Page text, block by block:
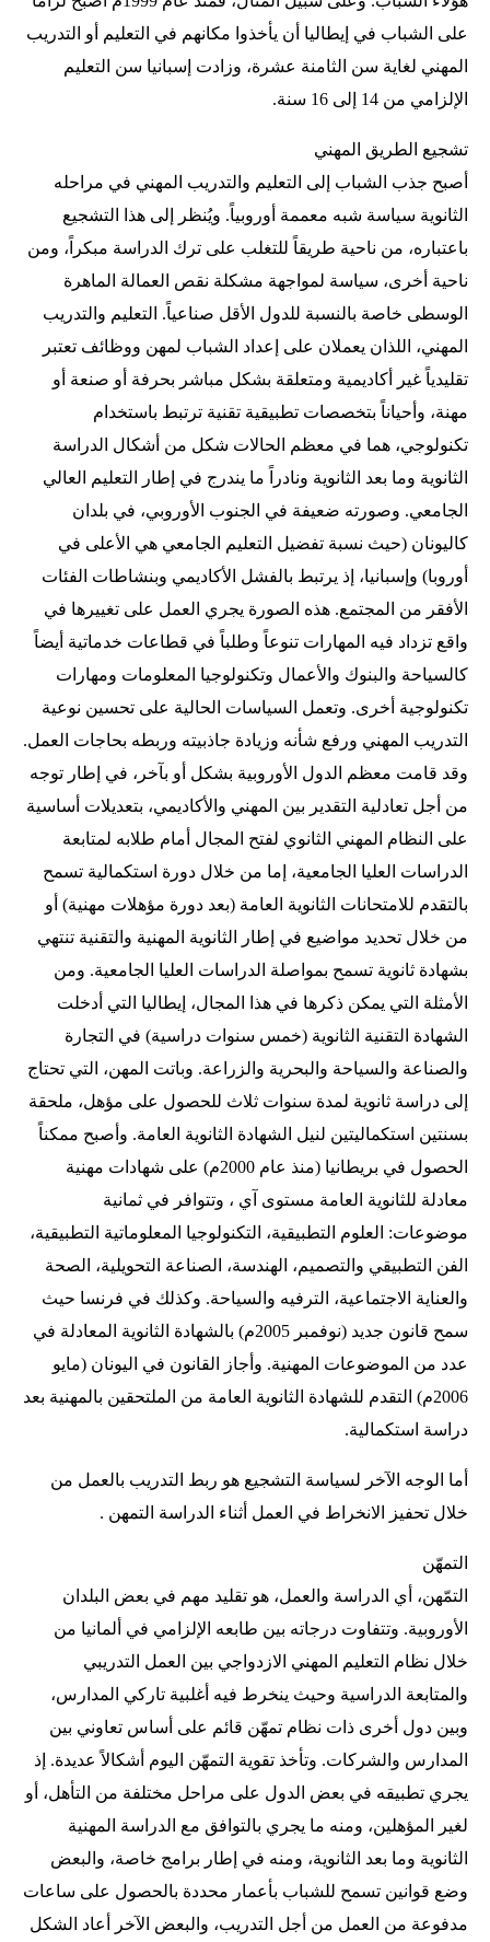
على الشباب في إيطاليا أن يأخذوا مكانهم في التعليم أو التدريب
المهني لغاية سن الثامنة عشرة، وزادت إسبانيا سن التعليم
الإلزامي من 14 إلى 16 سنة.
تشجيع الطريق المهني
أصبح جذب الشباب إلى التعليم والتدريب المهني في مراحله
الثانوية سياسة شبه معممة أوروبياً. ويُنظر إلى هذا التشجيع
باعتباره، من ناحية طريقاً للتغلب على ترك الدراسة مبكراً، ومن
ناحية أخرى، سياسة لمواجهة مشكلة نقص العمالة الماهرة
الوسطى خاصة بالنسبة للدول الأقل صناعياً. التعليم والتدريب
المهني، اللذان يعملان على إعداد الشباب لمهن ووظائف تعتبر
تقليدياً غير أكاديمية ومتعلقة بشكل مباشر بحرفة أو صنعة أو
مهنة، وأحياناً بتخصصات تطبيقية تقنية ترتبط باستخدام
تكنولوجي، هما في معظم الحالات شكل من أشكال الدراسة
الثانوية وما بعد الثانوية ونادراً ما يندرج في إطار التعليم العالي
الجامعي. وصورته ضعيفة في الجنوب الأوروبي، في بلدان
كاليونان (حيث نسبة تفضيل التعليم الجامعي هي الأعلى في
أوروبا) وإسبانيا، إذ يرتبط بالفشل الأكاديمي وبنشاطات الفئات
الأفقر من المجتمع. هذه الصورة يجري العمل على تغييرها في
واقع تزداد فيه المهارات تنوعاً وطلباً في قطاعات خدماتية أيضاً
كالسياحة والبنوك والأعمال وتكنولوجيا المعلومات ومهارات
تكنولوجية أخرى. وتعمل السياسات الحالية على تحسين نوعية
التدريب المهني ورفع شأنه وزيادة جاذبيته وربطه بحاجات العمل.
وقد قامت معظم الدول الأوروبية بشكل أو بآخر، في إطار توجه
من أجل تعادلية التقدير بين المهني والأكاديمي، بتعديلات أساسية
على النظام المهني الثانوي لفتح المجال أمام طلابه لمتابعة
الدراسات العليا الجامعية، إما من خلال دورة استكمالية تسمح
بالتقدم للامتحانات الثانوية العامة (بعد دورة مؤهلات مهنية) أو
من خلال تحديد مواضيع في إطار الثانوية المهنية والتقنية تنتهي
بشهادة ثانوية تسمح بمواصلة الدراسات العليا الجامعية. ومن
الأمثلة التي يمكن ذكرها في هذا المجال، إيطاليا التي أدخلت
الشهادة التقنية الثانوية (خمس سنوات دراسية) في التجارة
والصناعة والسياحة والبحرية والزراعة. وباتت المهن، التي تحتاج
إلى دراسة ثانوية لمدة سنوات ثلاث للحصول على مؤهل، ملحقة
بسنتين استكماليتين لنيل الشهادة الثانوية العامة. وأصبح ممكناً
الحصول في بريطانيا (منذ عام 2000م) على شهادات مهنية
معادلة للثانوية العامة مستوى آي ، وتتوافر في ثمانية
موضوعات: العلوم التطبيقية، التكنولوجيا المعلوماتية التطبيقية،
الفن التطبيقي والتصميم، الهندسة، الصناعة التحويلية، الصحة
والعناية الاجتماعية، الترفيه والسياحة. وكذلك في فرنسا حيث
سمح قانون جديد (نوفمبر 2005م) بالشهادة الثانوية المعادلة في
عدد من الموضوعات المهنية. وأجاز القانون في اليونان (مايو
2006م) التقدم للشهادة الثانوية العامة من الملتحقين بالمهنية بعد
دراسة استكمالية.
أما الوجه الآخر لسياسة التشجيع هو ربط التدريب بالعمل من
خلال تحفيز الانخراط في العمل أثناء الدراسة التمهن .
التمهّن
التمّهن، أي الدراسة والعمل، هو تقليد مهم في بعض البلدان
الأوروبية. وتتفاوت درجاته بين طابعه الإلزامي في ألمانيا من
خلال نظام التعليم المهني الازدواجي بين العمل التدريبي
والمتابعة الدراسية وحيث ينخرط فيه أغلبية تاركي المدارس،
وبين دول أخرى ذات نظام تمهّن قائم على أساس تعاوني بين
المدارس والشركات. وتأخذ تقوية التمهّن اليوم أشكالاً عديدة. إذ
يجري تطبيقه في بعض الدول على مراحل مختلفة من التأهل، أو
لغير المؤهلين، ومنه ما يجري بالتوافق مع الدراسة المهنية
الثانوية وما بعد الثانوية، ومنه في إطار برامج خاصة، والبعض
وضع قوانين تسمح للشباب بأعمار محددة بالحصول على ساعات
مدفوعة من العمل من أجل التدريب، والبعض الآخر أعاد الشكل